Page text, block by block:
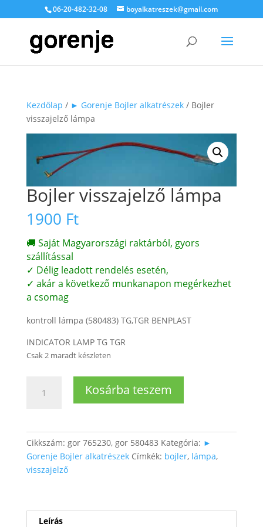
06-20-482-32-08 boyalkatreszek@gmail.com
Kezdőlap / ► Gorenje Bojler alkatrészek/ Bojler
visszajelző lámpa
Bojler visszajelző lámpa
1900 Ft
🚚 Saját Magyarországi raktárból, gyors
szállítással
✓ Délig leadott rendelés esetén,
✓ akár a következő munkanapon megérkezhet
a csomag
kontroll lámpa (580483) TG,TGR BENPLAST
INDICATOR LAMP TG TGR
Csak 2 maradt készleten
visszajelző
Kosárba teszem
Cikkszám: gor 765230, gor 580483 Kategória: ►
Gorenje Bojler alkatrészek Címkék: bojler, lámpa,
visszajelző
Leírás